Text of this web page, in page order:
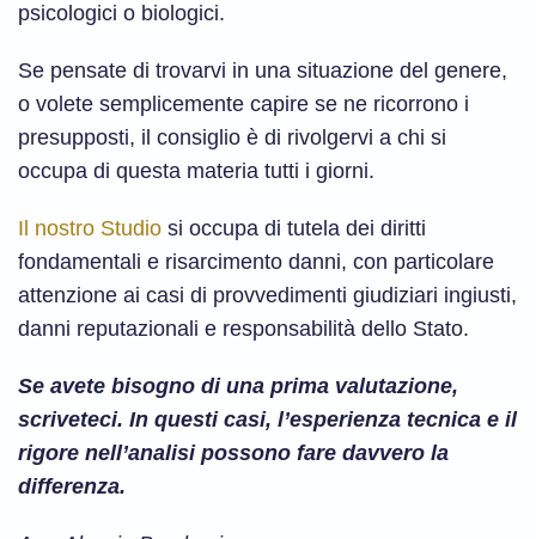
psicologici o biologici.
Se pensate di trovarvi in una situazione del genere,
o volete semplicemente capire se ne ricorrono i
presupposti, il consiglio è di rivolgervi a chi si
occupa di questa materia tutti i giorni.
Il nostro Studio si occupa di tutela dei diritti
fondamentali e risarcimento danni, con particolare
attenzione ai casi di provvedimenti giudiziari ingiusti,
danni reputazionali e responsabilità dello Stato.
Se avete bisogno di una prima valutazione,
scriveteci. In questi casi, l’esperienza tecnica e il
rigore nell’analisi possono fare davvero la
differenza.